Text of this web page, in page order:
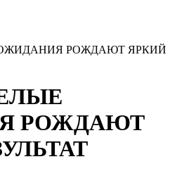
РОЖДАЮТ ЯРКИЙ
РОЖДАЮТ